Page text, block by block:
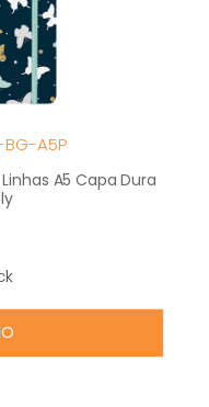
A5P
A5 Capa Dura